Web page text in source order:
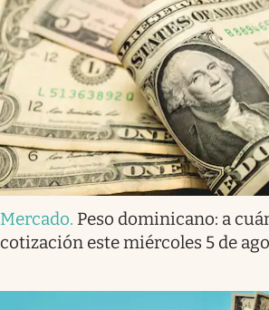
Mercado. Peso dominicano: a
cotización este miércoles 5 de